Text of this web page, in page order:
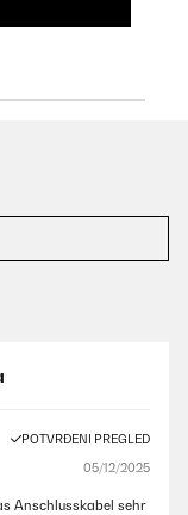
POTVRĐENI PREGLED
05/12/2025
Anschlusskabel sehr